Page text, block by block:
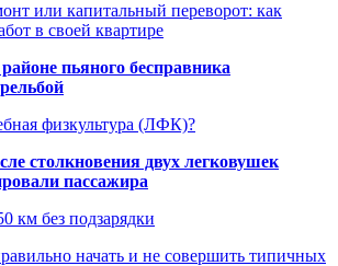
или капитальный переворот: как
в своей квартире
пьяного бесправника
физкультура (ЛФК)?
столкновения двух легковушек
пассажира
км без подзарядки
начать и не совершить типичных